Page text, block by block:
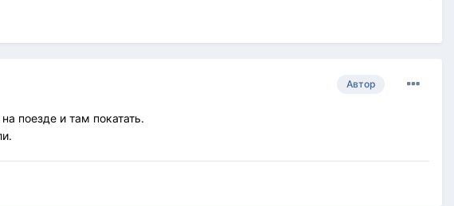
Автор
поезде и там покатать.